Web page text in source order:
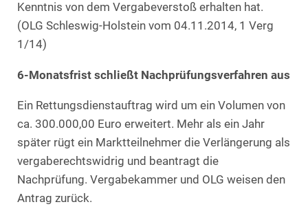
Kenntnis von dem Vergabeverstoß erhalten hat.
(OLG Schleswig-Holstein vom 04.11.2014, 1 Verg
1/14)
6-Monatsfrist schließt Nachprüfungsverfahren aus
Ein Rettungsdienstauftrag wird um ein Volumen von
ca. 300.000,00 Euro erweitert. Mehr als ein Jahr
später rügt ein Marktteilnehmer die Verlängerung als
vergaberechtswidrig und beantragt die
Nachprüfung. Vergabekammer und OLG weisen den
Antrag zurück.